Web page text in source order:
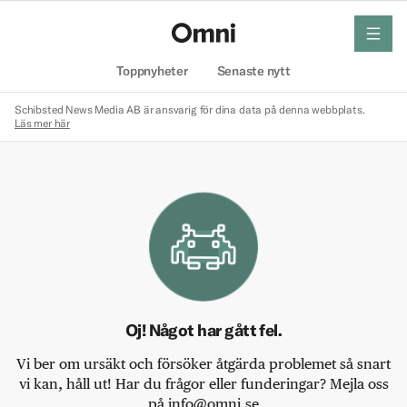
Toppnyheter Senaste nytt
meny
Schibsted News Media AB är ansvarig för dina data på denna webbplats.
Läs mer här
Oj! Något har gått fel.
Vi ber om ursäkt och försöker åtgärda problemet så snart
vi kan, håll ut! Har du frågor eller funderingar? Mejla oss